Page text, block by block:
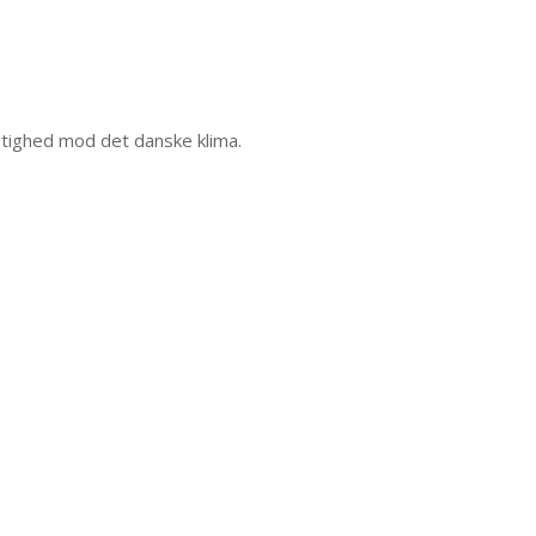
mod det danske klima.